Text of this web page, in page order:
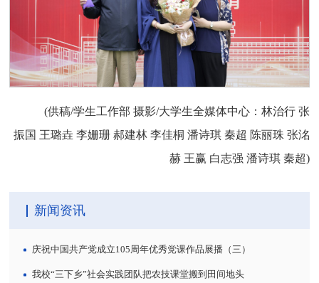
(供稿/学生工作部 摄影/大学生全媒体中心：林治行 张
振国 王璐垚 李姗珊 郝建林 李佳桐 潘诗琪 秦超 陈丽珠 张洺
赫 王赢 白志强 潘诗琪 秦超)
新闻资讯
庆祝中国共产党成立105周年优秀党课作品展播（三）
我校“三下乡”社会实践团队把农技课堂搬到田间地头